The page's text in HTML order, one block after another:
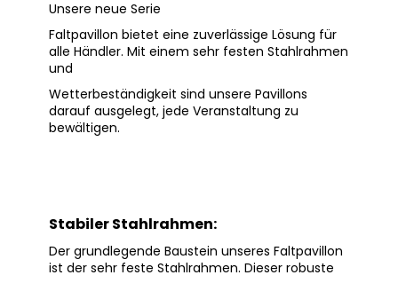
Unsere neue Serie
Faltpavillon bietet eine zuverlässige Lösung für
alle Händler. Mit einem sehr festen Stahlrahmen
und
Wetterbeständigkeit sind unsere Pavillons
darauf ausgelegt, jede Veranstaltung zu
bewältigen.
Stabiler Stahlrahmen:
Der grundlegende Baustein unseres Faltpavillon
ist der sehr feste Stahlrahmen. Dieser robuste